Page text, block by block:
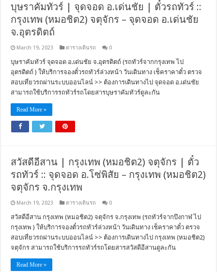
บุษราคัมทัวร์ | จุดจอด อ.เด่นชัย | ตั๋วรถทัวร์ ::
กรุงเทพ (หมอชิต2) จตุจักร – จุดจอด อ.เด่นชัย
จ.อุตรดิตถ์
March 19, 2023 ตารางเดินรถ 0
บุษราคัมทัวร์ จุดจอด อ.เด่นชัย จ.อุตรดิตถ์ (รถทัวร์จากกรุงเทพ ไป
อุตรดิตถ์ ) ให้บริการจองตั๋วรถทัวร์ล่วงหน้า วันเดินทาง เช็คราคาตั๋ว ตรวจ
สอบเที่ยวรถผ่านระบบออนไลน์ >> ต้องการเดินทางไป จุดจอด อ.เด่นชัย
สามารถใช้บริการรถทัวร์รถโดยสารบุษราคัมทัวร์ดูละกัน
Read More »
สวัสดีอีสาน | กรุงเทพ (หมอชิต2) จตุจักร | ตั๋ว
รถทัวร์ :: จุดจอด อ.โซ่พิสัย – กรุงเทพ (หมอชิต2)
จตุจักร จ.กรุงเทพ
March 19, 2023 ตารางเดินรถ 0
สวัสดีอีสาน กรุงเทพ (หมอชิต2) จตุจักร จ.กรุงเทพ (รถทัวร์จากบึงกาฬ ไป
กรุงเทพ ) ให้บริการจองตั๋วรถทัวร์ล่วงหน้า วันเดินทาง เช็คราคาตั๋ว ตรวจ
สอบเที่ยวรถผ่านระบบออนไลน์ >> ต้องการเดินทางไป กรุงเทพ (หมอชิต2)
จตุจักร สามารถใช้บริการรถทัวร์รถโดยสารสวัสดีอีสานดูละกัน
Read More »